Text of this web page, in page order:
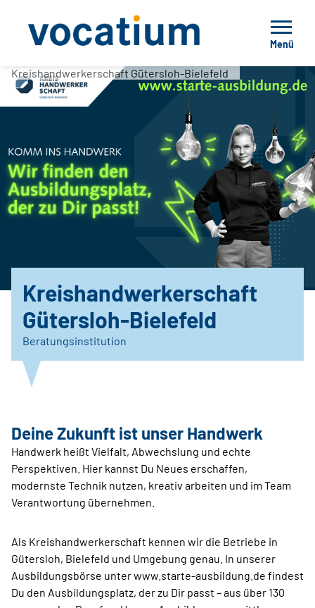
Menü
Kreishandwerkerschaft Gütersloh-Bielefeld
Kreishandwerkerschaft
Gütersloh-Bielefeld
Beratungsinstitution
Deine Zukunft ist unser Handwerk
Handwerk heißt Vielfalt, Abwechslung und echte
Perspektiven. Hier kannst Du Neues erschaffen,
modernste Technik nutzen, kreativ arbeiten und im Team
Verantwortung übernehmen.
Als Kreishandwerkerschaft kennen wir die Betriebe in
Gütersloh, Bielefeld und Umgebung genau. In unserer
Ausbildungsbörse unter www.starte-ausbildung.de findest
Du den Ausbildungsplatz, der zu Dir passt – aus über 130